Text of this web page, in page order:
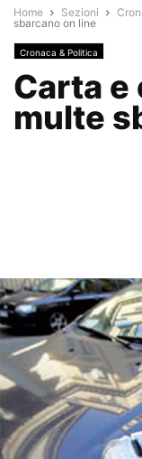
Home Sezioni
sbarcano on line
Cronaca & Politica
Carta e
multe